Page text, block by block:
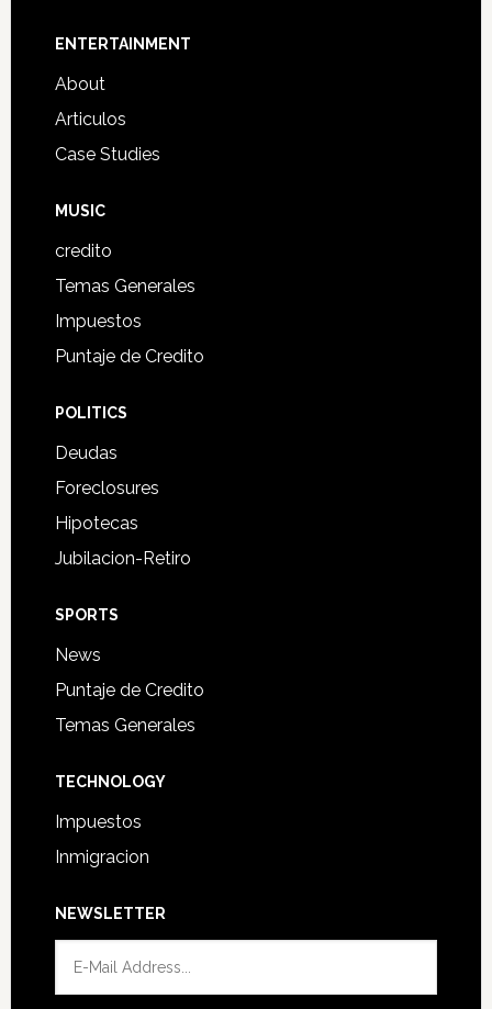
Footer
ENTERTAINMENT
About
Articulos
Case Studies
MUSIC
credito
Temas Generales
Impuestos
Puntaje de Credito
POLITICS
Deudas
Foreclosures
Hipotecas
Jubilacion-Retiro
SPORTS
News
Puntaje de Credito
Temas Generales
TECHNOLOGY
Impuestos
Inmigracion
NEWSLETTER